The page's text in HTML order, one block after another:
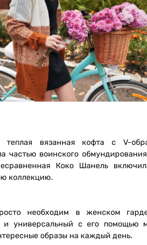
теплая вязанная кофта с V-
частью воинского
Коко Шанель
коллекцию.
необходим в женском
и универсальный с его помощью
образы на каждый день.